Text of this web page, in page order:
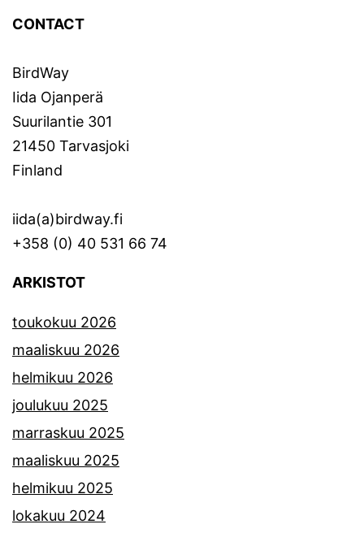
CONTACT
BirdWay
Iida Ojanperä
Suurilantie 301
21450 Tarvasjoki
Finland
iida(a)birdway.fi
+358 (0) 40 531 66 74
ARKISTOT
toukokuu 2026
maaliskuu 2026
helmikuu 2026
joulukuu 2025
marraskuu 2025
maaliskuu 2025
helmikuu 2025
lokakuu 2024